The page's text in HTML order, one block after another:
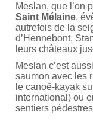
Meslan, que l’on
Saint Mélaine,
autrefois de la
d’Hennebont,
leurs châteaux
Meslan c’est
saumon avec les
le canoë-kayak
international) ou
sentiers